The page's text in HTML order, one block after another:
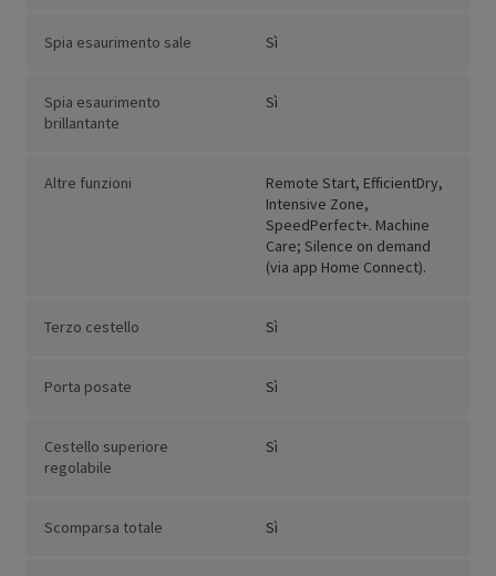
Spia esaurimento sale Sì
Spia esaurimento
brillantante
Sì
Altre funzioni
Remote Start, EfficientDry,
Intensive Zone,
SpeedPerfect+. Machine
Care; Silence on demand
(via app Home Connect).
Terzo cestello Sì
Porta posate Sì
Cestello superiore
regolabile
Sì
Scomparsa totale Sì